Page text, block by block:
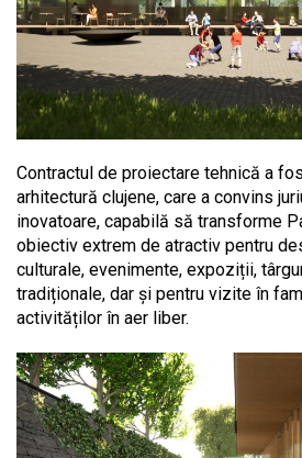
Contractul de proiectare tehnică a
arhitectură clujene, care a convins
inovatoare, capabilă să transforme
obiectiv extrem de atractiv pentru
culturale, evenimente, expoziții,
tradiționale, dar și pentru vizite în
activităților în aer liber.